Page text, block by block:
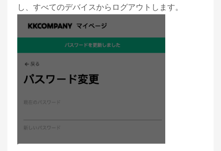
し、すべてのデバイスからログアウトします。